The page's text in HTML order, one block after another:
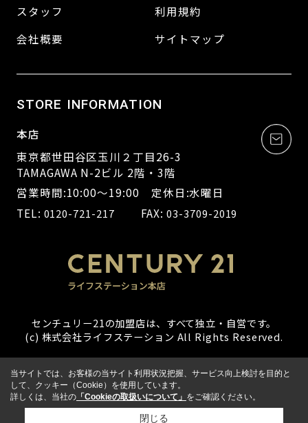
スタッフ
会社概要
利用規約
サイトマップ
STORE INFORMATION
本店
東京都世田谷区玉川２丁目26-3
TAMAGAWA N-2ビル 2階・3階
営業時間:10:00～19:00 定休日:水曜日
TEL: 0120-721-217 FAX:03-3709-2019
センチュリー21の加盟店は、すべて独立・自営です。
(c) 株式会社ライフステーション All Rights Reserved.
当サイトでは、お客様の当サイト利用状況把握、サービス向上検討を目的と
して、クッキー（Cookie）を使用しています。
詳しくは、当社の 「Cookieの取扱いについて」 をご確認ください。
閉じる